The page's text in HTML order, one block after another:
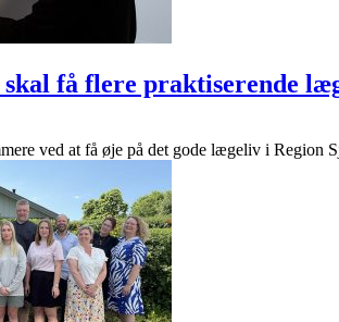
skal få flere praktiserende
ved at få øje på det gode lægeliv i